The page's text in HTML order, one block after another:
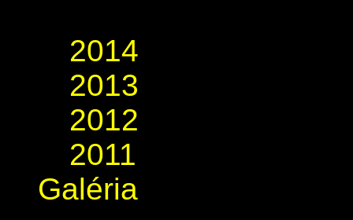
2014
2013
2012
2011
Galéria